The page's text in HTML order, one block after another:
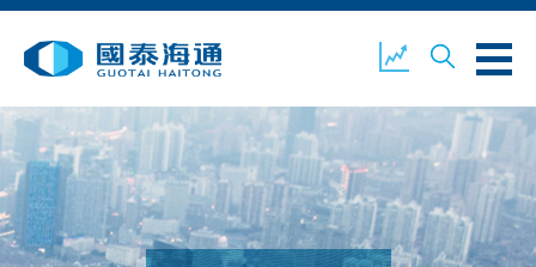
業務概覽 公司新聞